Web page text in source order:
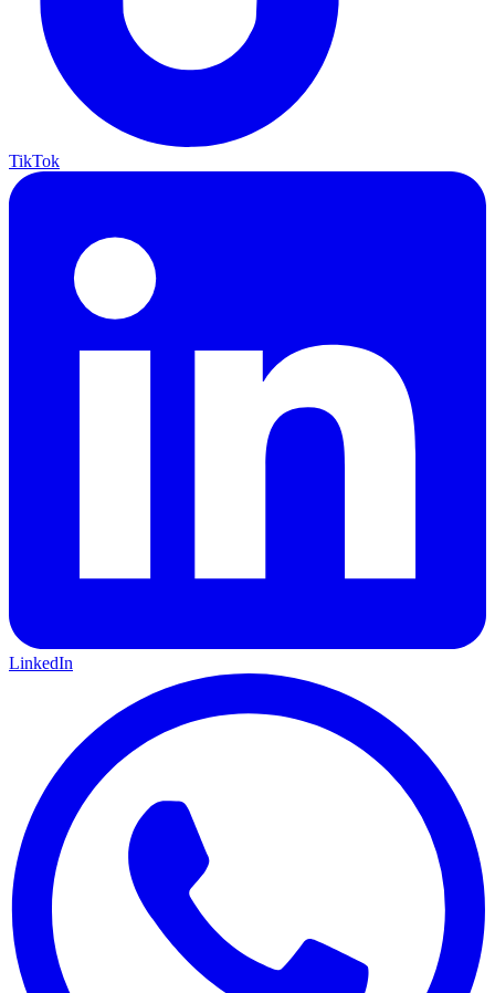
TikTok
LinkedIn